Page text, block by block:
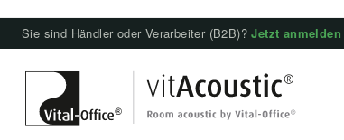
Sie sind Händler oder Verarbeiter (B2B)?Jetzt anmelden